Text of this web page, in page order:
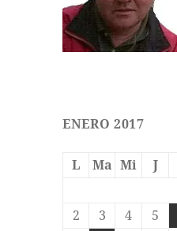
ENERO 2017
L Ma Mi J
2
3 4 5